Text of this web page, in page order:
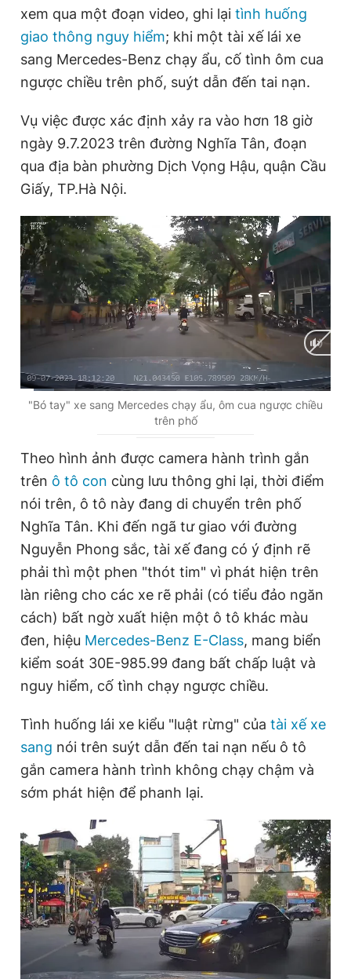
Tiện ích Bạn cần biết
Thông tin tòa soạn Liên hệ quảng cáo
Đọc Thanh Niên trên điện thoại
Theo dõi báo trên
Hotline
0906 645 777
Liên hệ quảng cáo
0908 780 404
Đặt báo Quảng cáo RSS Tòa soạn Chính sách bảo
Tổng biên tập: Nguyễn Ngọc Toàn
Phó tổng biên tập thường trực: Hải Thành
Phó tổng biên tập: Trần Việt Hưng
Tổng thư ký tòa soạn: Đức Trung
Giấy phép xuất bản số 110/GP - BTTTT cấp ngày 24.3.2020
© 2003-2026 Bản quyền thuộc về Báo Thanh Niên. Cấm sao
chép dưới mọi hình thức nếu không có sự chấp thuận bằng văn
bản. Phát triển bởi ePi Technologies, JSC.
xem qua một đoạn video, ghi lại tình huống
giao thông nguy hiểm; khi một tài xế lái xe
sang Mercedes-Benz chạy ẩu, cố tình ôm cua
ngược chiều trên phố, suýt dẫn đến tai nạn.
Vụ việc được xác định xảy ra vào hơn 18 giờ
ngày 9.7.2023 trên đường Nghĩa Tân, đoạn
qua địa bàn phường Dịch Vọng Hậu, quận Cầu
Giấy, TP.Hà Nội.
C
e
n
T
i
m
e
0:01 / D
a
i
n
0:27
"Bó tay" xe sang Mercedes chạy ẩu, ôm cua ngược chiều
trên phố
Theo hình ảnh được camera hành trình gắn
trên ô tô con cùng lưu thông ghi lại, thời điểm
nói trên, ô tô này đang di chuyển trên phố
Nghĩa Tân. Khi đến ngã tư giao với đường
Nguyễn Phong sắc, tài xế đang có ý định rẽ
phải thì một phen "thót tim" vì phát hiện trên
làn riêng cho các xe rẽ phải (có tiểu đảo ngăn
cách) bất ngờ xuất hiện một ô tô khác màu
đen, hiệu Mercedes-Benz E-Class, mang biển
kiểm soát 30E-985.99 đang bất chấp luật và
nguy hiểm, cố tình chạy ngược chiều.
Tình huống lái xe kiểu "luật rừng" của tài xế xe
sang nói trên suýt dẫn đến tai nạn nếu ô tô
gắn camera hành trình không chạy chậm và
sớm phát hiện để phanh lại.